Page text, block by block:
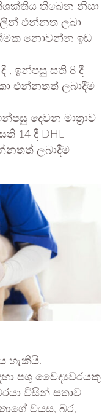
තිබෙන නිසා
එන්නත ලබා
නොවන්න ඉඩ
, ඉන්පසු සති 8 දී
එන්නතත් ලබාදීම
දෙවන මාත්‍රාව
14 දී DHL
ලබාදීම
හැකියි.
පශු වෛද්‍යවරයකු
විසින් සතාව
වයස, බර,